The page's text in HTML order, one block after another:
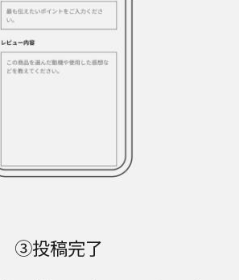
③投稿完了